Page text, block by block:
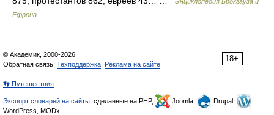
Ефрона
18+
© Академик, 2000-2026
Обратная связь: Техподдержка Реклама на сайте
👣 Путешествия
Экспорт словарей на сайты , сделанные на PHP, Joomla,
Drupal,
WordPress, MODx.